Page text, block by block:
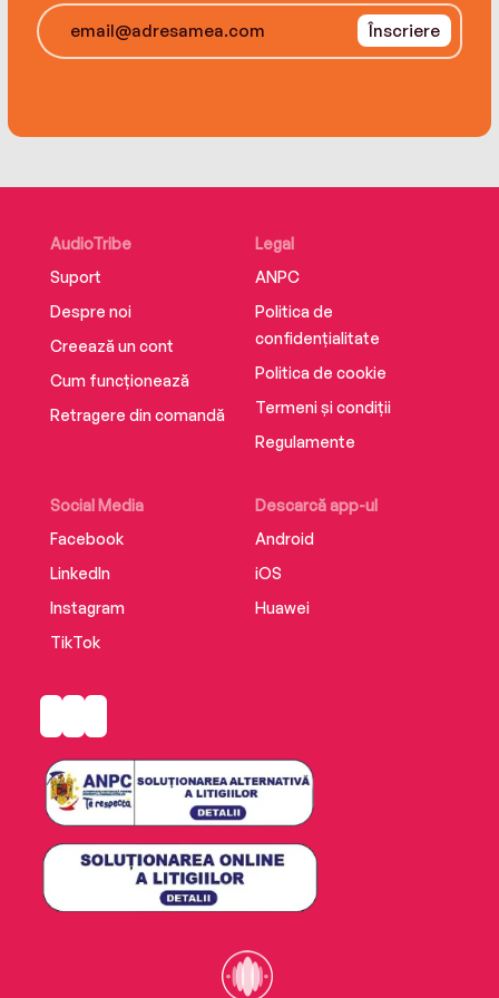
Înscriere
AudioTribe
Suport
Despre noi
Creează un cont
Cum funcționează
Retragere din comandă
Social Media
Facebook
LinkedIn
Instagram
TikTok
Descarcă app-ul
Android
iOS
Huawei
Legal
ANPC
Politica de
confidențialitate
Politica de cookie
Termeni și condiții
Regulamente